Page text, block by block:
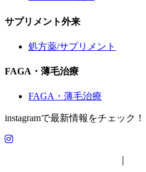
サプリメント外来
処方薬/サプリメント
FAGA・薄毛治療
FAGA・薄毛治療
instagramで最新情報をチェック！